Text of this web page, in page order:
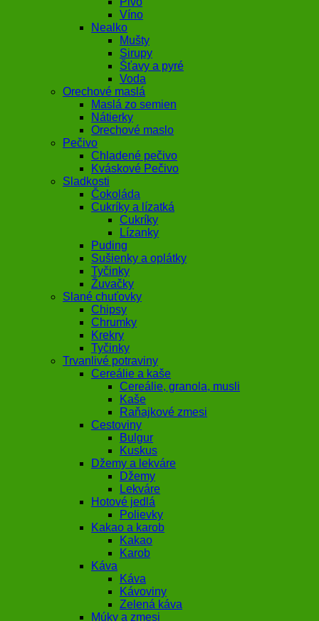
Víno
Nealko
Mušty
Sirupy
Šťavy a pyré
Voda
Orechové maslá
Maslá zo semien
Nátierky
Orechové maslo
Pečivo
Chladené pečivo
Kváskové Pečivo
Sladkosti
Čokoláda
Cukríky a lízatká
Cukríky
Lízanky
Puding
Sušienky a oplátky
Tyčinky
Žuvačky
Slané chuťovky
Chipsy
Chrumky
Krekry
Tyčinky
Trvanlivé potraviny
Cereálie a kaše
Cereálie, granola, musli
Kaše
Raňajkové zmesi
Cestoviny
Bulgur
Kuskus
Džemy a lekváre
Džemy
Lekváre
Hotové jedlá
Polievky
Kakao a karob
Kakao
Karob
Káva
Káva
Kávoviny
Zelená káva
Múky a zmesi